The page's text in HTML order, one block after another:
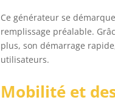
Ce générateur se
remplissage préalable.
plus, son démarrage
utilisateurs.
Mobilité et